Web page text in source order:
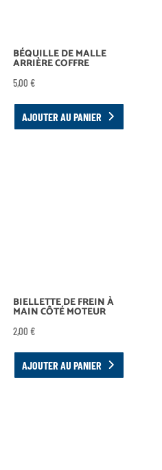
BÉQUILLE DE MALLE
ARRIÈRE COFFRE
5,00€
AJOUTER AU PANIER
BIELLETTE DE FREIN À
MAIN CÔTÉ MOTEUR
2,00€
AJOUTER AU PANIER